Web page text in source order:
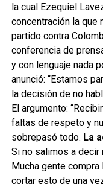
la cual Ezequiel
concentración la que
partido contra
conferencia de
y con lenguaje nada
anunció: “Estamos
la decisión de no
El argumento:
faltas de respeto y
sobrepasó todo. La
Si no salimos a decir
Mucha gente
cortar esto de una